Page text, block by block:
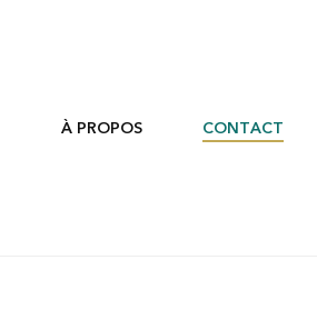
À PROPOS CONTACT